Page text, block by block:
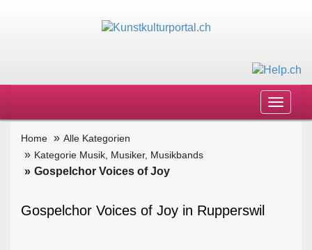
Toggle
Home
Alle Kategorien
Kategorie Musik, Musiker, Musikbands
Gospelchor Voices of Joy
Gospelchor Voices of Joy in Rupperswil